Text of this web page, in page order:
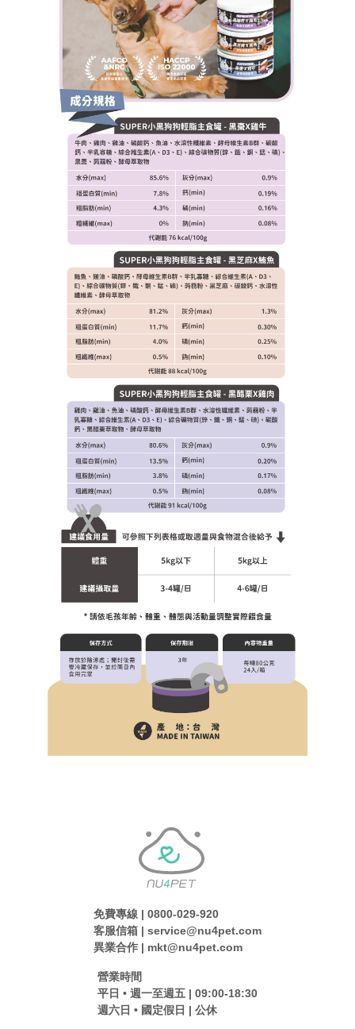
免費專線 | 0800-029-920
客服信箱 | service@nu4pet.com
異業合作 | mkt@nu4pet.com
營業時間
平日 • 週一至週五 | 09:00-18:30
週六日 • 國定假日 | 公休